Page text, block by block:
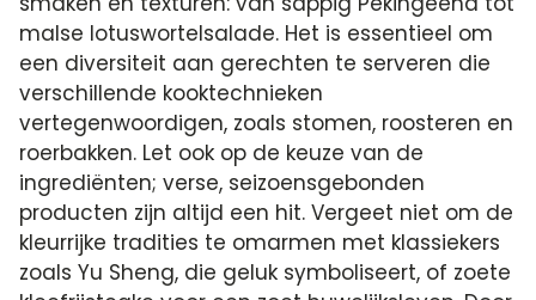
malse lotuswortelsalade. Het is essentieel om
een diversiteit aan gerechten te serveren die
verschillende kooktechnieken
vertegenwoordigen, zoals stomen, roosteren en
roerbakken. Let ook op de keuze van de
ingrediënten; verse, seizoensgebonden
producten zijn altijd een hit. Vergeet niet om de
kleurrijke tradities te omarmen met klassiekers
zoals Yu Sheng, die geluk symboliseert, of zoete